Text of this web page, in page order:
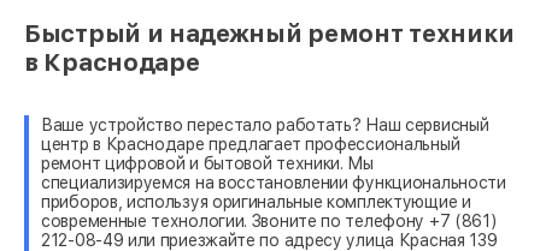
Быстрый и надежный ремонт техники
в Краснодаре
Ваше устройство перестало работать? Наш сервисный
центр в Краснодаре предлагает профессиональный
ремонт цифровой и бытовой техники. Мы
специализируемся на восстановлении функциональности
приборов, используя оригинальные комплектующие и
современные технологии. Звоните по телефону +7 (861)
212-08-49 или приезжайте по адресу улица Красная 139